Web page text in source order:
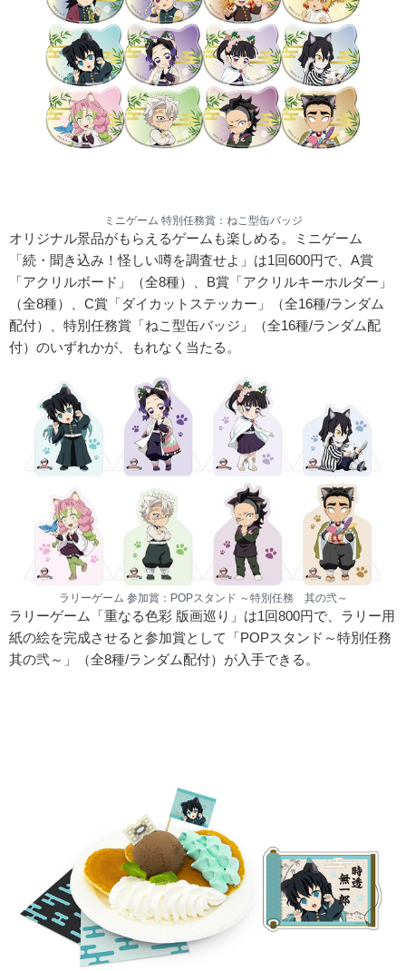
ミニゲーム 特別任務賞：ねこ型缶バッジ
オリジナル景品がもらえるゲームも楽しめる。ミニゲーム
「続・聞き込み！怪しい噂を調査せよ」は1回600円で、A賞
「アクリルボード」（全8種）、B賞「アクリルキーホルダー」
（全8種）、C賞「ダイカットステッカー」（全16種/ランダム
配付）、特別任務賞「ねこ型缶バッジ」（全16種/ランダム配
付）のいずれかが、もれなく当たる。
ラリーゲーム 参加賞：POPスタンド ～特別任務 其の弐～
ラリーゲーム「重なる色彩 版画巡り」は1回800円で、ラリー用
紙の絵を完成させると参加賞として「POPスタンド～特別任務
其の弐～」（全8種/ランダム配付）が入手できる。